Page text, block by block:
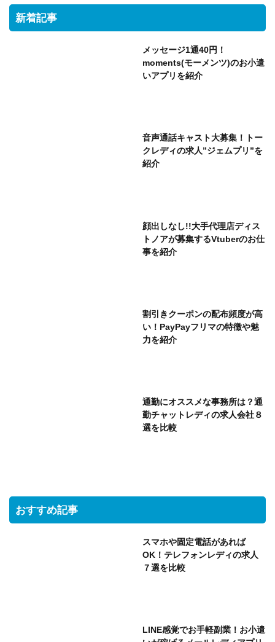
新着記事
メッセージ1通40円！
moments(モーメンツ)のお小遣
いアプリを紹介
音声通話キャスト大募集！トー
クレディの求人”ジェムプリ”を
紹介
顔出しなし!!大手代理店ディス
トノアが募集するVtuberのお仕
事を紹介
割引きクーポンの配布頻度が高
い！PayPayフリマの特徴や魅
力を紹介
通勤にオススメな事務所は？通
勤チャットレディの求人会社８
選を比較
おすすめ記事
スマホや固定電話があれば
OK！テレフォンレディの求人
７選を比較
LINE感覚でお手軽副業！お小遣